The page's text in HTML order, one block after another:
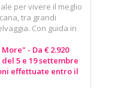
per vivere il meglio
tra grandi
Con guida in
- Da € 2.920
5 e 19 settembre
effettuate entro il